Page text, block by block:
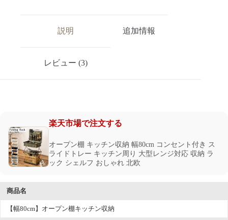
説明 追加情報
レビュー (3)
楽天市場で注文する
オープン棚 キッチン収納 幅80cm コンセント付き ス
ライドトレー キッチン周り 大型レンジ対応 収納 ラ
ック シェルフ おしゃれ 北欧
商品名
【幅80cm】オープン棚キッチン収納